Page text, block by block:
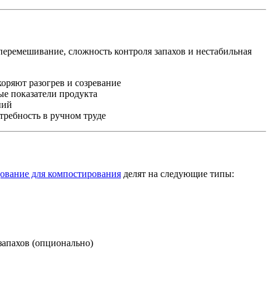
сложность контроля запахов и нестабильная
разогрев и созревание
показатели продукта
в ручном труде
для компостирования делят на следующие типы:
(опционально)